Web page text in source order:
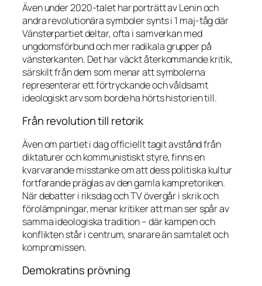
Även under 2020-talet har porträtt av Lenin och
andra revolutionära symboler synts i 1 maj-tåg där
Vänsterpartiet deltar, ofta i samverkan med
ungdomsförbund och mer radikala grupper på
vänsterkanten. Det har väckt återkommande kritik,
särskilt från dem som menar att symbolerna
representerar ett förtryckande och våldsamt
ideologiskt arv som borde ha hörts historien till.
Från revolution till retorik
Även om partiet i dag officiellt tagit avstånd från
diktaturer och kommunistiskt styre, finns en
kvarvarande misstanke om att dess politiska kultur
fortfarande präglas av den gamla kampretoriken.
När debatter i riksdag och TV övergår i skrik och
förolämpningar, menar kritiker att man ser spår av
samma ideologiska tradition – där kampen och
konflikten står i centrum, snarare än samtalet och
kompromissen.
Demokratins prövning